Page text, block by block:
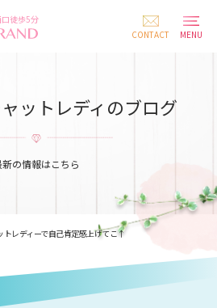
徒歩5分
CONTACT
MENU
ットレディのブログ
新の情報はこちら
トレディーで自己肯定感上げてこ↑